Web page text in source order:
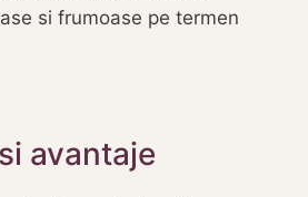
si frumoase pe termen
avantaje